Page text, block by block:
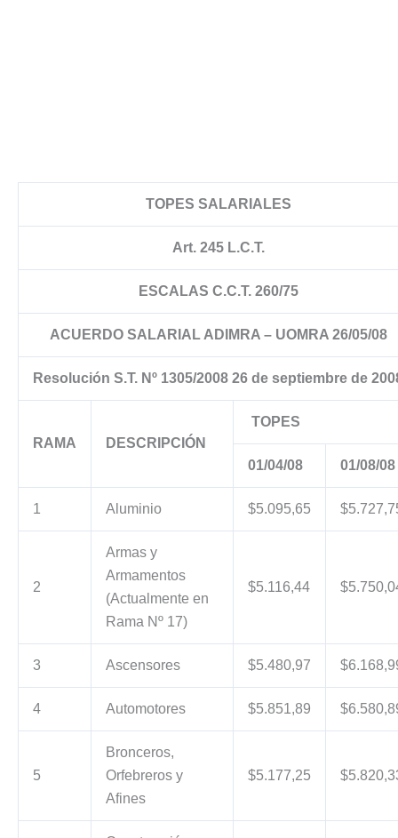
TOPES SALARIALES
Art. 245 L.C.T.
ESCALAS C.C.T. 260/75
ACUERDO SALARIAL ADIMRA – UOMRA 26/05/08
Resolución S.T. Nº 1305/2008 26 de septiembre de
RAMA DESCRIPCIÓN
TOPES
01/04/08 01/08/08
1 Aluminio $5.095,65
2
Armas y
Armamentos
(Actualmente en
Rama Nº 17)
$5.116,44
3 Ascensores $5.480,97
4 Automotores $5.851,89
5
Bronceros,
Orfebreros y
Afines
$5.177,25